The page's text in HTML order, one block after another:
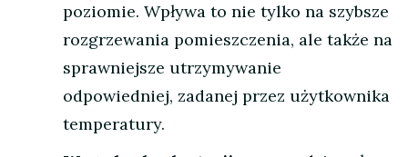
poziomie. Wpływa to nie tylko na szybsze
rozgrzewania pomieszczenia, ale także na
sprawniejsze utrzymywanie
odpowiedniej, zadanej przez użytkownika
temperatury.